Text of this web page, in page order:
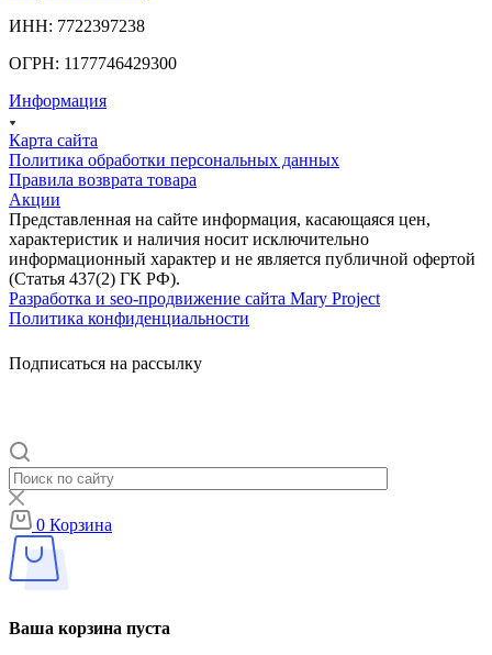
ИНН: 7722397238
ОГРН: 1177746429300
Информация
Карта сайта
Политика обработки персональных данных
Правила возврата товара
Акции
Представленная на сайте информация, касающаяся цен,
характеристик и наличия носит исключительно
информационный характер и не является публичной офертой
(Статья 437(2) ГК РФ).
Разработка и seo-продвижение сайта Mary Project
Политика конфиденциальности
Подписаться на рассылку
0 Корзина
Ваша корзина пуста